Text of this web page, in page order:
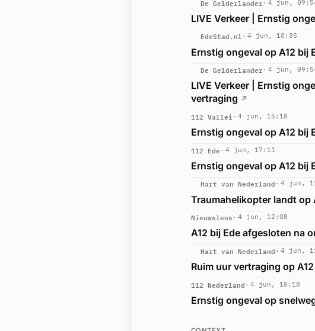
De Gelderlander 4 jun,
LIVE Verkeer | Ernstig
EdeStad.nl 4 jun, 10:35
Ernstig ongeval op A12 bij
De Gelderlander 4 jun,
LIVE Verkeer | Ernstig
vertraging ↗
112 Vallei 4 jun, 15:18
Ernstig ongeval op A12 bij
112 Ede 4 jun, 17:11
Ernstig ongeval op A12 bij
Hart van Nederland 4 jun,
Traumahelikopter landt op
Nieuwslens 4 jun, 12:08
A12 bij Ede afgesloten na
Hart van Nederland 4 jun,
Ruim uur vertraging op
112 Nederland 4 jun, 10:18
Ernstig ongeval op